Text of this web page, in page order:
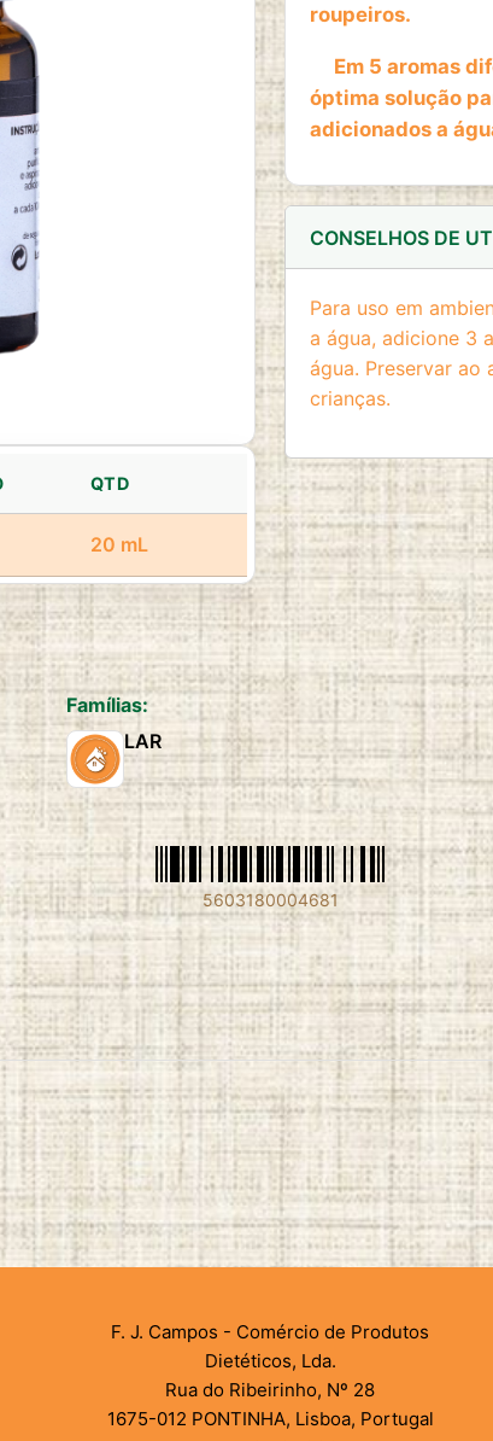
QTD
20 mL
roupeiros.
Em 5 aromas
óptima solução
adicionados a
CONSELHOS DE
Para uso em
a água, adicione 3
água. Preservar
crianças.
Famílias:
LAR
5603180004681
F. J. Campos - Comércio de Produtos
Dietéticos, Lda.
Rua do Ribeirinho, Nº 28
1675-012 PONTINHA, Lisboa, Portugal